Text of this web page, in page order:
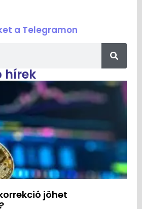
a Telegramon
hírek
jöhet